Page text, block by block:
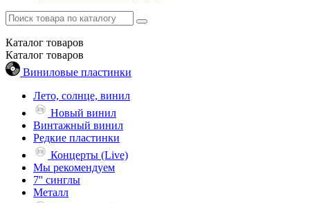
Каталог товаров
Каталог товаров
Виниловые пластинки
Лето, солнце, винил
Новый винил
Винтажный винил
Редкие пластинки
Концерты (Live)
Мы рекомендуем
7'' синглы
Металл